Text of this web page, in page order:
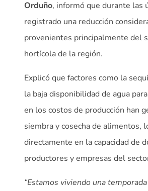
Orduño, informó que durante las
registrado una reducción
provenientes principalmente del
hortícola de la región.
Explicó que factores como la
la baja disponibilidad de agua
en los costos de producción han
siembra y cosecha de alimentos,
directamente en la capacidad de
productores y empresas del
“Estamos viviendo una